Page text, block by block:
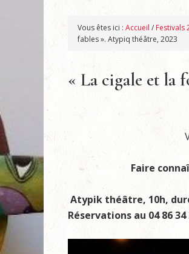
Vous êtes ici : Accueil / Festivals
fables ». Atypiq théâtre, 2023
« La cigale et la
Faire
Atypik théâtre, 10h,
Réservations au 04 86 34